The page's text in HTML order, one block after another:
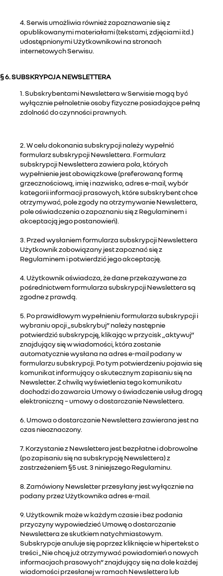
4. Serwis umożliwia również zapoznawanie się z
opublikowanymi materiałami (tekstami, zdjęciami itd.)
udostępnionymi Użytkownikowi na stronach
internetowych Serwisu.
§ 6. SUBSKRYPCJA NEWSLETTERA
1. Subskrybentami Newslettera w Serwisie mogą być
wyłącznie pełnoletnie osoby fizyczne posiadające pełną
zdolność do czynności prawnych.
2. W celu dokonania subskrypcji należy wypełnić
formularz subskrypcji Newslettera. Formularz
subskrypcji Newslettera zawiera pola, których
wypełnienie jest obowiązkowe (preferowaną formę
grzecznościową, imię i nazwisko, adres e-mail, wybór
kategorii informacji prasowych, które subskrybent chce
otrzymywać, pole zgody na otrzymywanie Newslettera,
pole oświadczenia o zapoznaniu się z Regulaminem i
akceptacją jego postanowień).
3. Przed wysłaniem formularza subskrypcji Newslettera
Użytkownik zobowiązany jest zapoznać się z
Regulaminem i potwierdzić jego akceptację.
4. Użytkownik oświadcza, że dane przekazywane za
pośrednictwem formularza subskrypcji Newslettera są
zgodne z prawdą.
5. Po prawidłowym wypełnieniu formularza subskrypcji i
wybraniu opcji „subskrybuj” należy następnie
potwierdzić subskrypcję, klikając w przycisk „aktywuj”
znajdujący się w wiadomości, która zostanie
automatycznie wysłana na adres e-mail podany w
formularzu subskrypcji. Po tym potwierdzeniu pojawia się
komunikat informujący o skutecznym zapisaniu się na
Newsletter. Z chwilą wyświetlenia tego komunikatu
dochodzi do zawarcia Umowy o świadczenie usług drogą
elektroniczną – umowy o dostarczanie Newslettera.
6. Umowa o dostarczanie Newslettera zawierana jest na
czas nieoznaczony.
7. Korzystanie z Newslettera jest bezpłatne i dobrowolne
(po zapisaniu się na subskrypcję Newslettera) z
zastrzeżeniem §5 ust. 3 niniejszego Regulaminu.
8. Zamówiony Newsletter przesyłany jest wyłącznie na
podany przez Użytkownika adres e-mail.
9. Użytkownik może w każdym czasie i bez podania
przyczyny wypowiedzieć Umowę o dostarczanie
Newslettera ze skutkiem natychmiastowym.
Subskrypcje anuluje się poprzez kliknięcie w hipertekst o
treści „Nie chcę już otrzymywać powiadomień o nowych
informacjach prasowych” znajdujący się na dole każdej
wiadomości przesłanej w ramach Newslettera lub